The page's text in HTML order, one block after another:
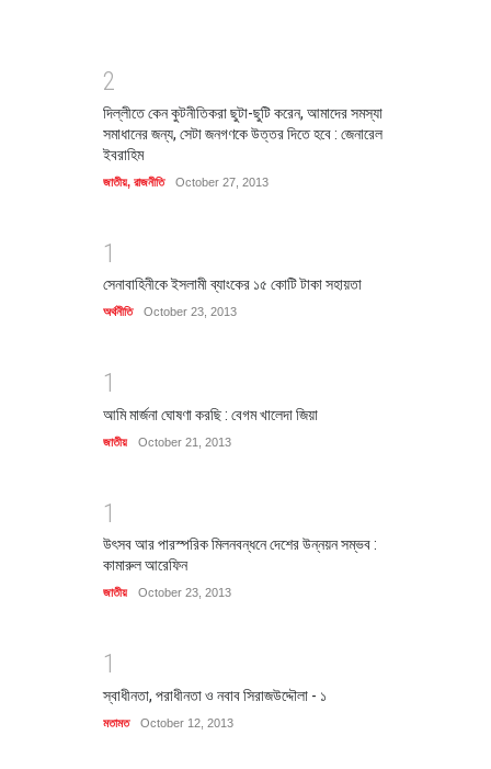
2
দিল্লীতে কেন কুটনীতিকরা ছুটা-ছুটি করেন, আমাদের সমস্যা
সমাধানের জন্য, সেটা জনগণকে উত্তর দিতে হবে : জেনারেল
ইবরাহিম
জাতীয়, রাজনীতি October 27, 2013
1
সেনাবাহিনীকে ইসলামী ব্যাংকের ১৫ কোটি টাকা সহায়তা
অর্থনীতি October 23, 2013
1
আমি মার্জনা ঘোষণা করছি : বেগম খালেদা জিয়া
জাতীয় October 21, 2013
1
উৎসব আর পারস্পরিক মিলনবন্ধনে দেশের উন্নয়ন সম্ভব :
কামারুল আরেফিন
জাতীয় October 23, 2013
1
স্বাধীনতা, পরাধীনতা ও নবাব সিরাজউদ্দৌলা - ১
মতামত October 12, 2013